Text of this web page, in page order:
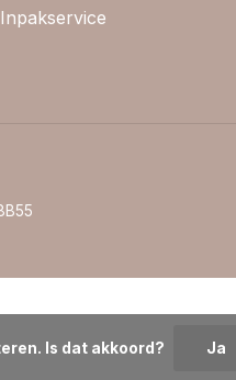
Inpakservice
Is dat akkoord?
Ja